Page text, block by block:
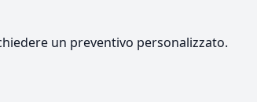
un preventivo personalizzato.